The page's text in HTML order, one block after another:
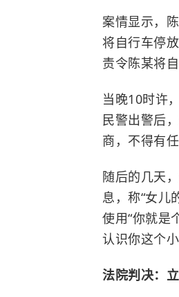
案情显示，
将自行车停
责令陈某将
当晚10时许
民警出警后
商，不得有
随后的几天
息，称“女儿
使用“你就是
认识你这个
法院判决：